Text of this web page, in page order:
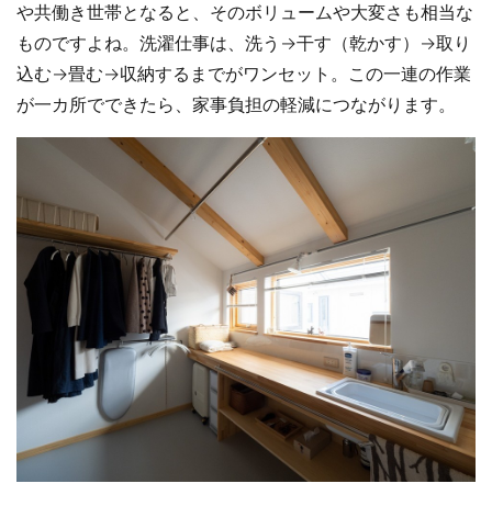
や共働き世帯となると、そのボリュームや大変さも相当な
ものですよね。洗濯仕事は、洗う→干す（乾かす）→取り
込む→畳む→収納するまでがワンセット。この一連の作業
が一カ所でできたら、家事負担の軽減につながります。